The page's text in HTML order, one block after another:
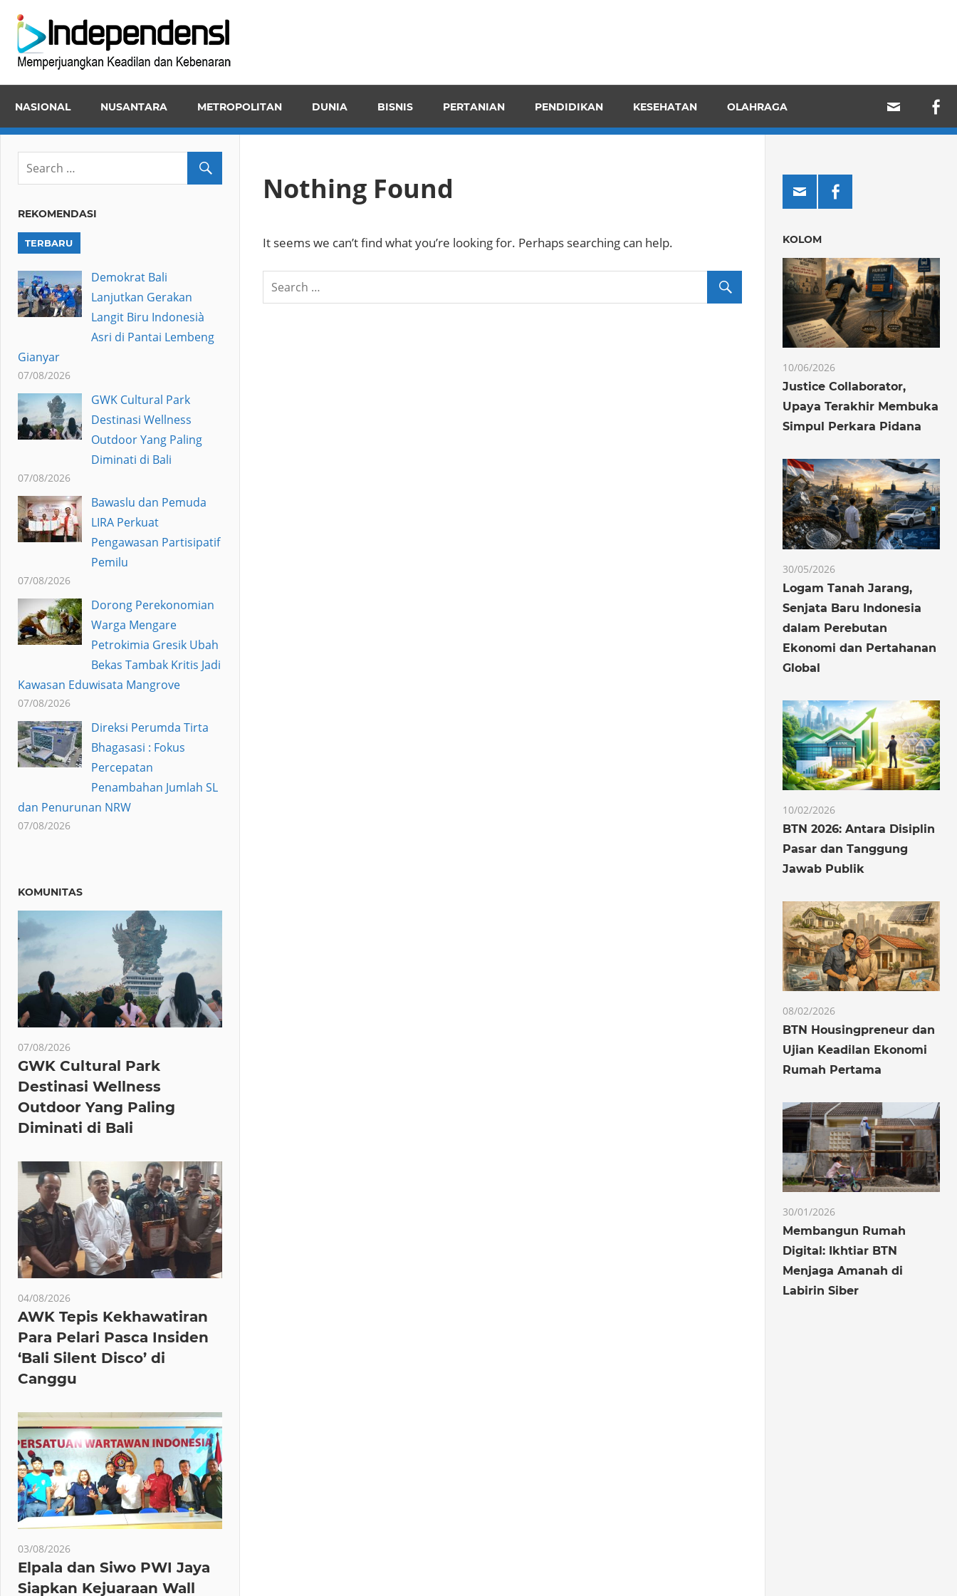
content
dan
NASIONAL NUSANTARA METROPOLITAN DUNIA BISNIS PERTANIAN PENDIDIKAN KESEHATAN OLAHRAGA
Nothing Found
It seems we can’t find what you’re looking for. Perhaps searching can help.
REKOMENDASI
TERBARU
Demokrat Bali
Lanjutkan Gerakan
Langit Biru Indonesià
Asri di Pantai Lembeng
Gianyar
07/08/2026
GWK Cultural Park
Destinasi Wellness
Outdoor Yang Paling
Diminati di Bali
07/08/2026
Bawaslu dan Pemuda
LIRA Perkuat
Pengawasan Partisipatif
Pemilu
07/08/2026
Dorong Perekonomian
Warga Mengare
Petrokimia Gresik Ubah
Bekas Tambak Kritis Jadi
Kawasan Eduwisata Mangrove
07/08/2026
Direksi Perumda Tirta
Bhagasasi : Fokus
Percepatan
Penambahan Jumlah SL
dan Penurunan NRW
07/08/2026
KOMUNITAS
07/08/2026
GWK Cultural Park
Destinasi Wellness
Outdoor Yang Paling
Diminati di Bali
04/08/2026
AWK Tepis Kekhawatiran
Para Pelari Pasca Insiden
‘Bali Silent Disco’ di
Canggu
03/08/2026
Elpala dan Siwo PWI Jaya
Siapkan Kejuaraan Wall
KOLOM
10/06/2026
Justice Collaborator,
Upaya Terakhir Membuka
Simpul Perkara Pidana
30/05/2026
Logam Tanah Jarang,
Senjata Baru Indonesia
dalam Perebutan
Ekonomi dan Pertahanan
Global
10/02/2026
BTN 2026: Antara Disiplin
Pasar dan Tanggung
Jawab Publik
08/02/2026
BTN Housingpreneur dan
Ujian Keadilan Ekonomi
Rumah Pertama
30/01/2026
Membangun Rumah
Digital: Ikhtiar BTN
Menjaga Amanah di
Labirin Siber